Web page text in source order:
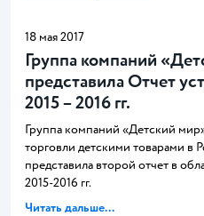
18 мая 2017
Группа компаний
представила Отчет
2015 – 2016 гг.
Группа компаний «Детский
торговли детскими товарами в
представила второй отчет в
2015-2016 гг.
Читать дальше...